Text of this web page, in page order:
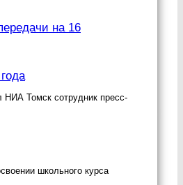
на 16
НИА Томск сотрудник пресс-
школьного курса